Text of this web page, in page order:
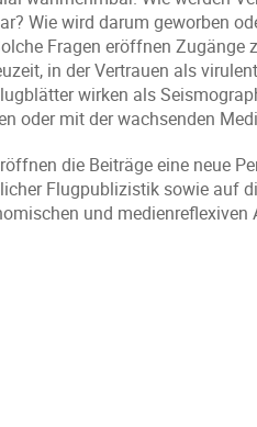
Wie wird darum geworben
Fragen eröffnen Zugänge
in der Vertrauen als
wirken als
oder mit der wachsenden
die Beiträge eine neue
Flugpublizistik sowie auf
und medienreflexiven